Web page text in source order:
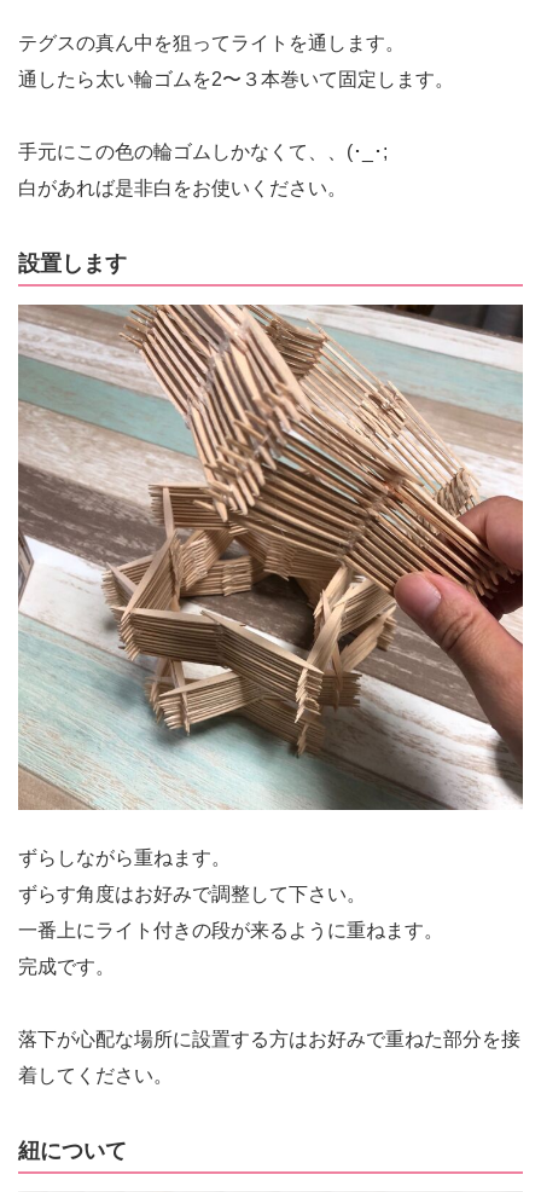
テグスの真ん中を狙ってライトを通します。
通したら太い輪ゴムを2〜３本巻いて固定します。
手元にこの色の輪ゴムしかなくて、、(･_･;
白があれば是非白をお使いください。
設置します
ずらしながら重ねます。
ずらす角度はお好みで調整して下さい。
一番上にライト付きの段が来るように重ねます。
完成です。
落下が心配な場所に設置する方はお好みで重ねた部分を接
着してください。
紐について